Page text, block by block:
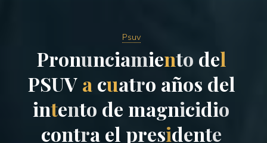
Psuv
Pronunciamiento del
PSUV a cuatro años del
intento de magnicidio
contra el presidente